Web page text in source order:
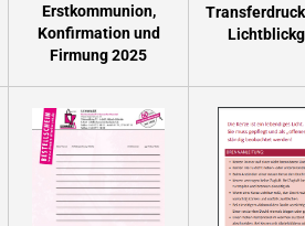
Erstkommunion,
Konfirmation und
Firmung 2025